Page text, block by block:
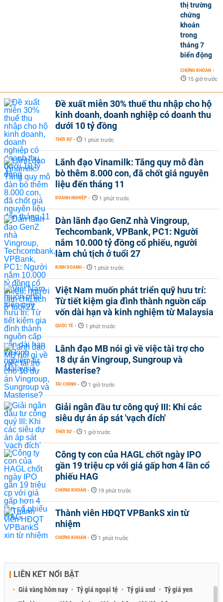
thị trường
chứng
khoán
trong
tháng 7
biến động
CHỨNG KHOÁN -
15 giờ trước
Đề xuất miễn 30% thuế thu nhập cho hộ
kinh doanh, doanh nghiệp có doanh thu
dưới 10 tỷ đồng
THỜI SỰ - 1 phút trước
Lãnh đạo Vinamilk: Tăng quy mô đàn
bò thêm 8.000 con, đã chốt giá nguyên
liệu đến tháng 11
DOANH NGHIỆP - 1 phút trước
Dàn lãnh đạo GenZ nhà Vingroup,
Techcombank, VPBank, PC1: Người
nắm 10.000 tỷ đồng cổ phiếu, người
làm chủ tịch ở tuổi 27
KINH DOANH - 1 phút trước
Việt Nam muốn phát triển quỹ hưu trí:
Từ tiết kiệm gia đình thành nguồn cấp
vốn dài hạn và kinh nghiệm từ Malaysia
QUỐC TẾ - 1 phút trước
Lãnh đạo MB nói gì về việc tài trợ cho
18 dự án Vingroup, Sungroup và
Masterise?
TÀI CHÍNH - 1 giờ trước
Giải ngân đầu tư công quý III: Khi các
siêu dự án áp sát 'vạch đích'
THỜI SỰ - 1 giờ trước
Công ty con của HAGL chốt ngày IPO
gần 19 triệu cp với giá gấp hơn 4 lần cổ
phiếu HAG
CHỨNG KHOÁN - 19 phút trước
Thành viên HĐQT VPBankS xin từ
nhiệm
CHỨNG KHOÁN - 1 phút trước
LIÊN KẾT NỔI BẬT
Giá vàng hôm nay Tỷ giá ngoại tệ Tỷ giá usd
Tỷ giá yen